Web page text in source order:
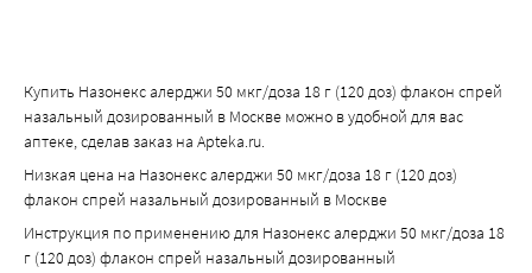
значимому подавлению функции надпочечников. В
случае, если применялись более высокие дозы, чем
рекомендованные, необходимо обратиться к врачу.
Пациенты, которым проводится лечение
глюкокортикостероидами, обладают потенциально
сниженной иммунной реактивностью и должны быть
предупреждены о повышенном для них риске заражения
Купить Назонекс алерджи 50 мкг/доза 18 г (120 доз) флакон спрей
назальный дозированный в Москве можно в удобной для вас
аптеке, сделав заказ на Apteka.ru.
Низкая цена на Назонекс алерджи 50 мкг/доза 18 г (120 доз)
флакон спрей назальный дозированный в Москве
Инструкция по применению для Назонекс алерджи 50 мкг/доза 18
г (120 доз) флакон спрей назальный дозированный